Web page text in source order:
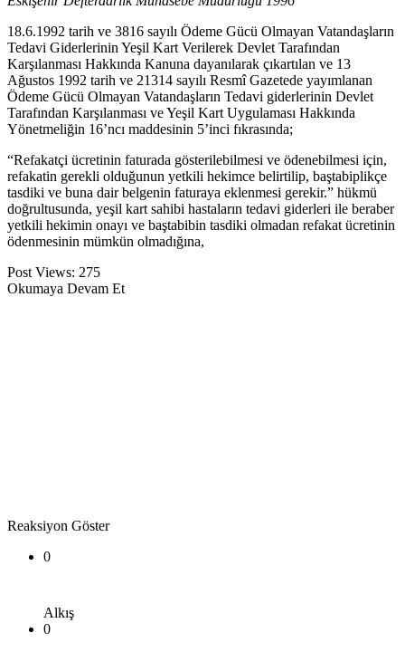
18.6.1992 tarih ve 3816 sayılı Ödeme Gücü Olmayan Vatandaşların
Tedavi Giderlerinin Yeşil Kart Verilerek Devlet Tarafından
Karşılanması Hakkında Kanuna dayanılarak çıkartılan ve 13
Ağustos 1992 tarih ve 21314 sayılı Resmî Gazetede yayımlanan
Ödeme Gücü Olmayan Vatandaşların Tedavi giderlerinin Devlet
Tarafından Karşılanması ve Yeşil Kart Uygulaması Hakkında
Yönetmeliğin 16’ncı maddesinin 5’inci fıkrasında;
“Refakatçi ücretinin faturada gösterilebilmesi ve ödenebilmesi için,
refakatin gerekli olduğunun yetkili hekimce belirtilip, baştabiplikçe
tasdiki ve buna dair belgenin faturaya eklenmesi gerekir.” hükmü
doğrultusunda, yeşil kart sahibi hastaların tedavi giderleri ile beraber
yetkili hekimin onayı ve baştabibin tasdiki olmadan refakat ücretinin
ödenmesinin mümkün olmadığına,
Post Views: 275
Okumaya Devam Et
Reaksiyon Göster
0
Alkış
0